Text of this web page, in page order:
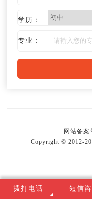
学历：
专业：
网站备案
Copyright © 2012-
拨打电话 短信